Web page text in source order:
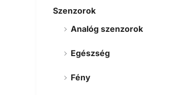
Szenzorok
Analóg szenzorok
Egészség
Fény